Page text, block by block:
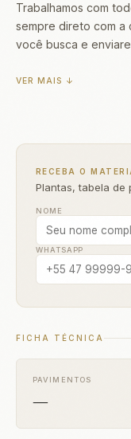
Trabalhamos com
sempre direto com a
você busca e
VER MAIS ↓
RECEBA O
Plantas, tabela de
NOME
WHATSAPP
FICHA TÉCNICA
PAVIMENTOS
—